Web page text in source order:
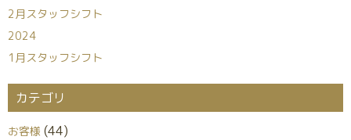
2月スタッフシフト
2024
1月スタッフシフト
カテゴリ
お客様 (44)